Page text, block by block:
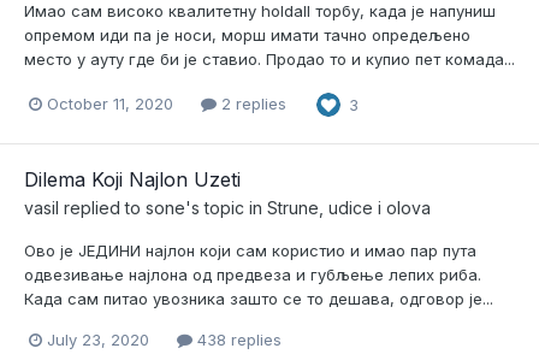
Имао сам високо квалитетну holdall торбу, када је напуниш
опремом иди па је носи, морш имати тачно опредељено
место у ауту где би је ставио. Продао то и купио пет комада...
October 11, 2020 2 replies 3
Dilema Koji Najlon Uzeti
vasil replied to sone's topic in Strune, udice i olova
Ово је ЈЕДИНИ најлон који сам користио и имао пар пута
одвезивање најлона од предвеза и губљење лепих риба.
Када сам питао увозника зашто се то дешава, одговор је...
July 23, 2020 438 replies